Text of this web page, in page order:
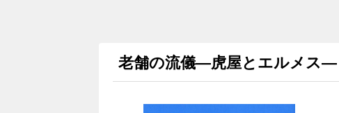
老舗の流儀―虎屋とエルメス―